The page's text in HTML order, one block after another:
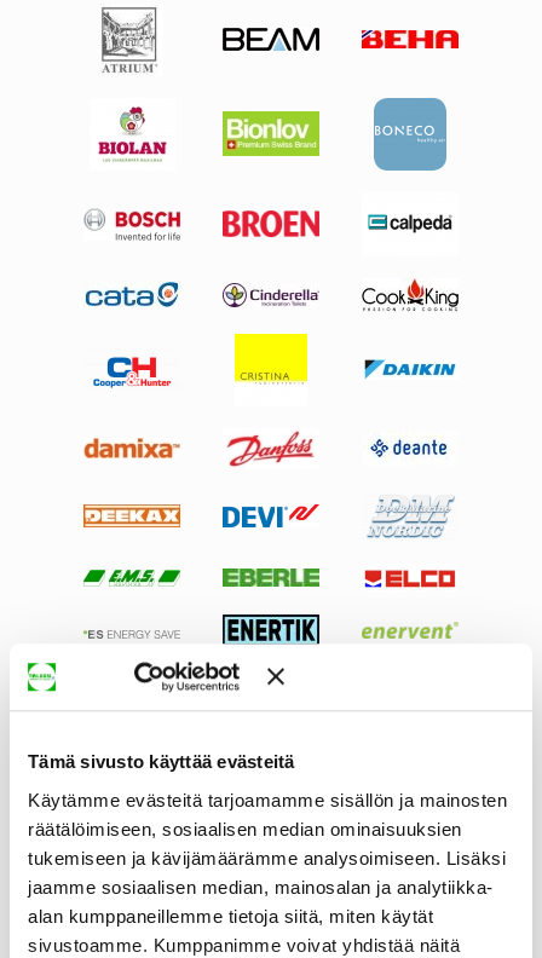
Tämä sivusto käyttää evästeitä
Käytämme evästeitä tarjoamamme sisällön ja mainosten
räätälöimiseen, sosiaalisen median ominaisuuksien
tukemiseen ja kävijämäärämme analysoimiseen. Lisäksi
jaamme sosiaalisen median, mainosalan ja analytiikka-
alan kumppaneillemme tietoja siitä, miten käytät
sivustoamme. Kumppanimme voivat yhdistää näitä